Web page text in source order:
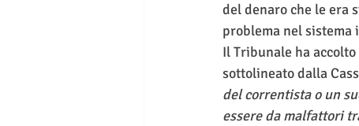
del denaro che le era
problema nel sistema
Il Tribunale ha
sottolineato dalla
del correntista o un
essere da malfattori